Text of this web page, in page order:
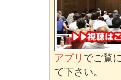
アプリ でご覧
て下さい。